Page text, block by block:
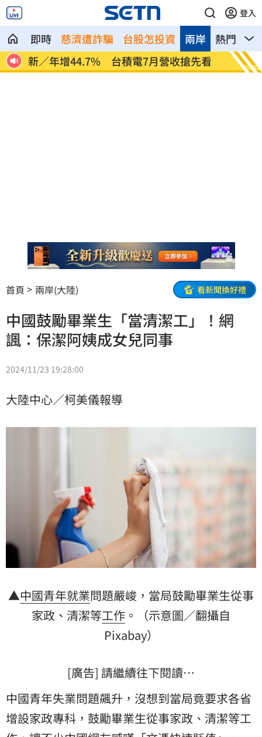
登入
即時 慈濟遭詐騙 台股怎投資 熱門 影
兩岸
未
新／年增44.7% 台積電7月營收搶先看
1國
99%
首頁 兩岸(大陸) 看新聞換好禮
中國鼓勵畢業生「當清潔工」！網
諷：保潔阿姨成女兒同事
2024/11/23 19:28:00
大陸中心／柯美儀報導
▲中國青年就業問題嚴峻，當局鼓勵畢業生從事
家政、清潔等工作 。（示意圖／翻攝自
Pixabay）
[廣告] 請繼續往下閱讀…
中國青年失業問題飆升，沒想到當局竟要求各省
增設家政專科，鼓勵畢業生從事家政、清潔等工